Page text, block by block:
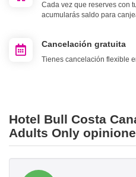
Cada vez que reserves con
acumularás saldo para
Cancelación gratuita
Tienes cancelación flexible
Hotel Bull Costa
Adults Only